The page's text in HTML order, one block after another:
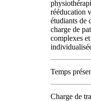
rééducation
étudiants de
charge de
complexes
Temps
Charge de